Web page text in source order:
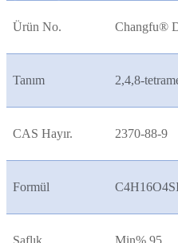
Ürün No. Changfu®
Tanım 2,4,8-
CAS Hayır. 2370-88-9
Formül
Saflık Min% 95